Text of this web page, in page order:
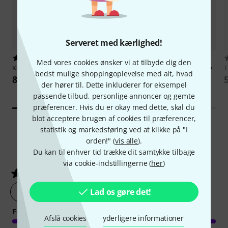
Serveret med kærlighed!
Med vores cookies ønsker vi at tilbyde dig den
bedst mulige shoppingoplevelse med alt, hvad
der hører til. Dette inkluderer for eksempel
passende tilbud, personlige annoncer og gemte
præferencer. Hvis du er okay med dette, skal du
blot acceptere brugen af cookies til præferencer,
statistik og markedsføring ved at klikke på "I
orden!" (vis alle).
Du kan til enhver tid trække dit samtykke tilbage
via cookie-indstillingerne (her)
Lad os gøre det!
Afslå cookies yderligere informationer
Kramer C-BM/BM-10 Cable 3.0m
88 kr
KramerC-HM/HM/Pro-10 Cable
3.0m
151 kr
3Kundebedømmelser
lav en vurdering af produktet nu
FORARBEJDNING